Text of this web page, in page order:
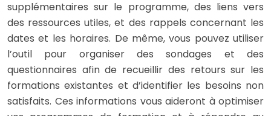
supplémentaires sur le programme, des liens vers
des ressources utiles, et des rappels concernant les
dates et les horaires. De même, vous pouvez utiliser
l’outil pour organiser des sondages et des
questionnaires afin de recueillir des retours sur les
formations existantes et d’identifier les besoins non
satisfaits. Ces informations vous aideront à optimiser